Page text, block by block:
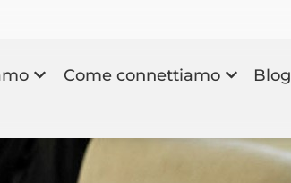
Come connettiamo Blog